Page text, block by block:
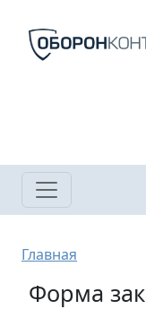
Строка
Главная
Форма